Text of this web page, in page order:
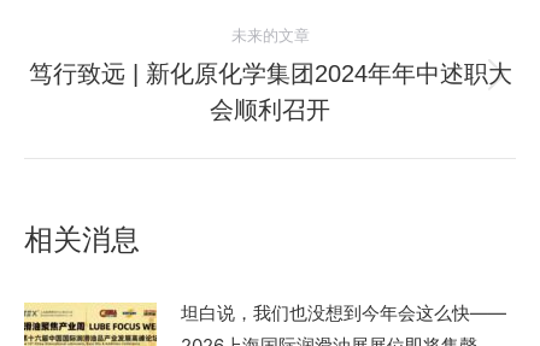
章：
未来的文章
未
来
的
笃行致远 | 新化原化学集团2024年年中述职大
会顺利召开
相关消息
坦白说，我们也没想到今年会这么快——